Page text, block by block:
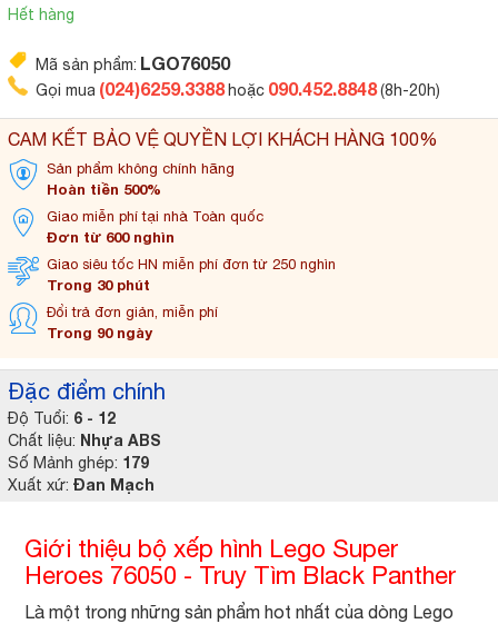
Đặc điểm chính
Độ Tuổi: 6 - 12
Chất liệu: Nhựa ABS
Số Mảnh ghép: 179
Xuất xứ: Đan Mạch
Hết hàng
CAM KẾT BẢO VỆ QUYỀN LỢI KHÁCH HÀNG 100%
Sản phẩm không chính hãng
Hoàn tiền 500%
Giao miễn phí tại nhà Toàn quốc
Đơn từ 600 nghìn
Giao siêu tốc HN miễn phí đơn từ 250 nghìn
Trong 30 phút
Đổi trả đơn giản, miễn phí
Trong 90 ngày
Mã sản phẩm: LGO76050
Gọi mua (024)6259.3388 hoặc 090.452.8848(8h-20h)
Giới thiệu bộ xếp hình Lego Super
Heroes 76050 - Truy Tìm Black Panther
Là một trong những sản phẩm hot nhất của dòng Lego